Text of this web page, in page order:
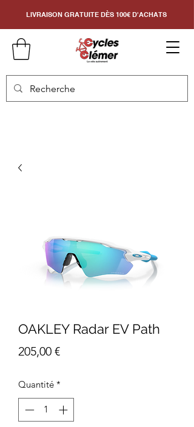
LIVRAISON GRATUITE DÈS 100€ D'ACHATS
OAKLEY Radar EV Path
205,00 €Prix
Quantité *